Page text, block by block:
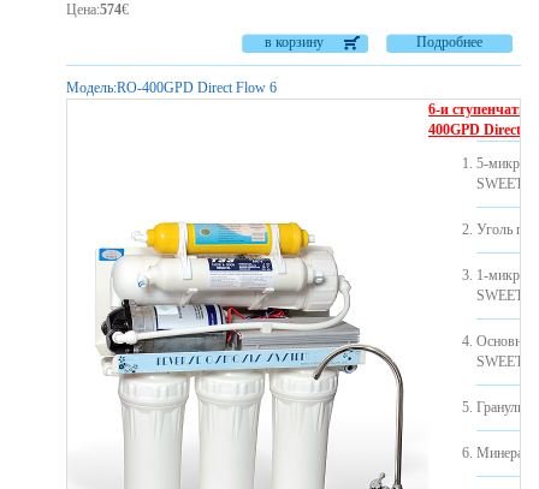
Цена:574€
Подробнее
в корзину
Модель:RO-400GPD Direct Flow 6
6-и
400GPD Direct
5-
SWEET)
Уголь
1-
SWEET)
SWEET).